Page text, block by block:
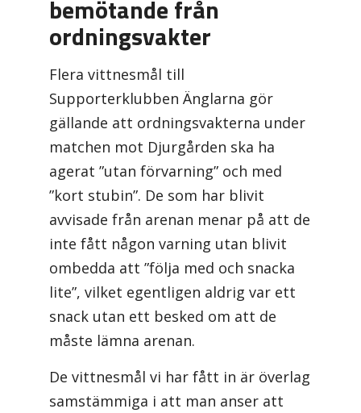
bemötande från
ordningsvakter
Flera vittnesmål till
Supporterklubben Änglarna gör
gällande att ordningsvakterna under
matchen mot Djurgården ska ha
agerat ”utan förvarning” och med
”kort stubin”. De som har blivit
avvisade från arenan menar på att de
inte fått någon varning utan blivit
ombedda att ”följa med och snacka
lite”, vilket egentligen aldrig var ett
snack utan ett besked om att de
måste lämna arenan.
De vittnesmål vi har fått in är överlag
samstämmiga i att man anser att